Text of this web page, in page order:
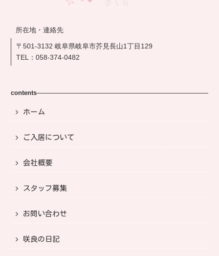
所在地・連絡先
〒501-3132 岐阜県岐阜市芥見長山1丁目129
TEL：058-374-0482
contents
ホーム
ご入居について
会社概要
スタッフ募集
お問い合わせ
咲良の日記